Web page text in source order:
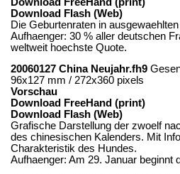
Download Flash (Web)
Die Geburtenraten in
Aufhaenger: 30 % aller deutschen
weltweit hoechste Quote.
20060127 China Neujahr.fh9
96x127 mm / 272x360 pixels
Vorschau
Download FreeHand (print)
Download Flash (Web)
Grafische Darstellung der zwoelf
des chinesischen Kalenders. Mit
Charakteristik des Hundes.
Aufhaenger: Am 29. Januar beginnt